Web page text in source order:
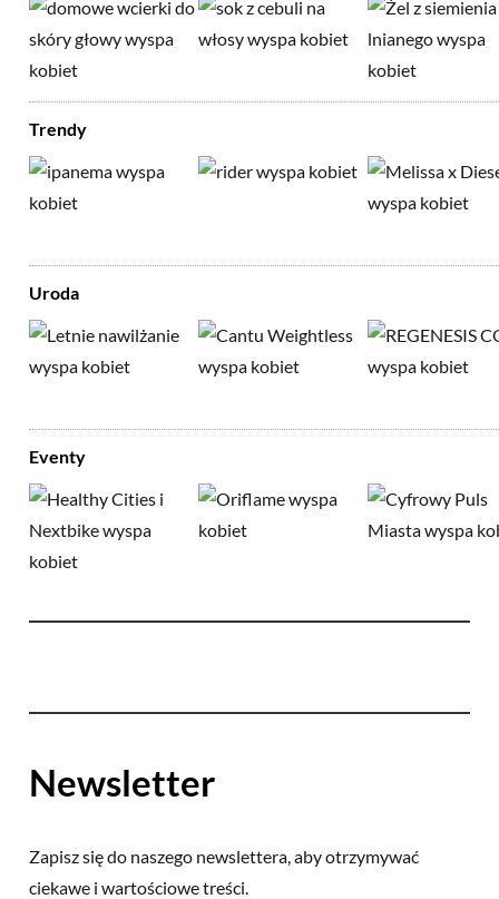
Trendy
Uroda
Eventy
Newsletter
Zapisz się do naszego newslettera, aby otrzymywać
ciekawe i wartościowe treści.